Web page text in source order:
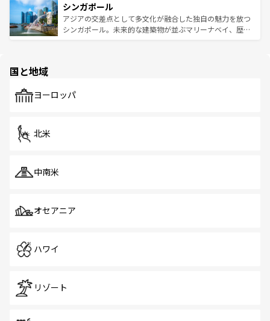
参照してほしい。
激する。気候は一年中温暖で、どの季節にも異なる楽しみ
が待っている。親しみやすいタイの人々、仏教を中心とし
た文化、そして多様な観光資源が、訪れる旅人を魅了し続
み、どこを訪れても感動するはず。観光スポットが密集し
ており、効率よく見どころを回れるのも魅力。息をのむよ
うな絶景から文化的な体験まで、香港を存分に楽しみ尽く
シンガポール
アジアの交差点として多文化が融合した独自の魅力を放つ
シンガポール。未来的な建築物が並ぶマリーナベイ、歴史
で、ホーカーズは地元の風情を楽しめる外せないスポット
国と地域
ヨーロッパ
北米
中南米
オセアニア
ハワイ
リゾート